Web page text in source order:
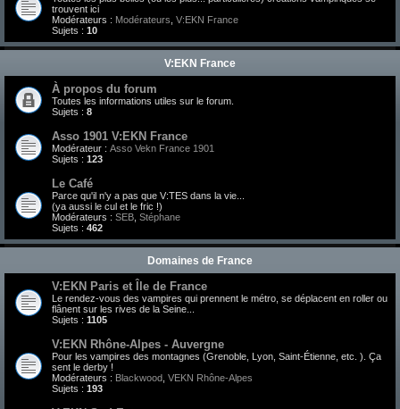
trouvent ici
Modérateurs : Modérateurs V:EKN France
Sujets : 10
V:EKN France
À propos du forum
Toutes les informations utiles sur le forum.
Sujets : 8
Asso 1901 V:EKN France
Modérateur : Asso Vekn France 1901
Sujets : 123
Le Café
Parce qu'il n'y a pas que V:TES dans la vie...
(ya aussi le cul et le fric !)
Modérateurs : SEB Stéphane
Sujets : 462
Domaines de France
V:EKN Paris et Île de France
Le rendez-vous des vampires qui prennent le métro, se déplacent en roller ou
flânent sur les rives de la Seine...
Sujets : 1105
V:EKN Rhône-Alpes - Auvergne
Pour les vampires des montagnes (Grenoble, Lyon, Saint-Étienne, etc. ). Ça
sent le derby !
Modérateurs : Blackwood VEKN Rhône-Alpes
Sujets : 193